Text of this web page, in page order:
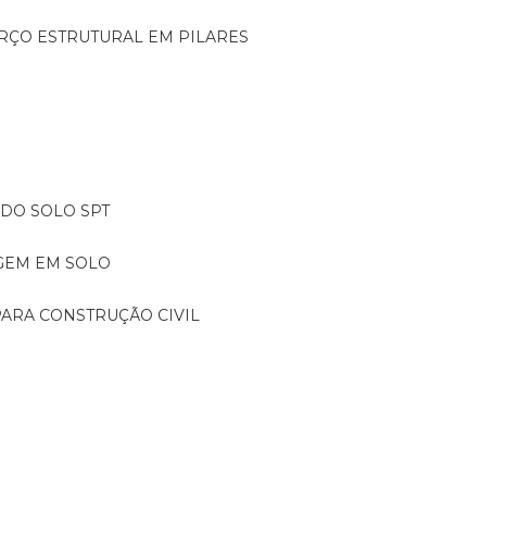
ESTRUTURAL EM PILARES
SOLO SPT
EM SOLO
CONSTRUÇÃO CIVIL